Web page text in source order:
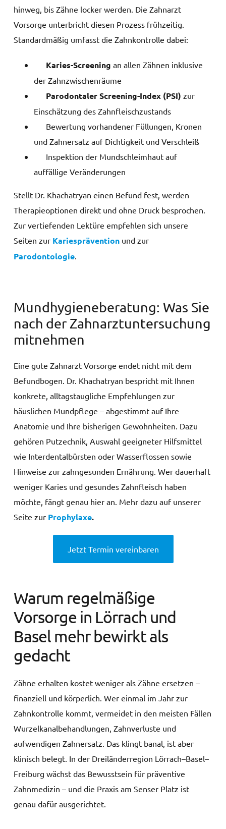
hinweg, bis Zähne locker werden. Die Zahnarzt
Vorsorge unterbricht diesen Prozess frühzeitig.
Standardmäßig umfasst die Zahnkontrolle dabei:
Karies-Screening an allen Zähnen inklusive
der Zahnzwischenräume
Parodontaler Screening-Index (PSI) zur
Einschätzung des Zahnfleischzustands
Bewertung vorhandener Füllungen, Kronen
und Zahnersatz auf Dichtigkeit und Verschleiß
Inspektion der Mundschleimhaut auf
auffällige Veränderungen
Stellt Dr. Khachatryan einen Befund fest, werden
Therapieoptionen direkt und ohne Druck besprochen.
Zur vertiefenden Lektüre empfehlen sich unsere
Seiten zur Kariespräv­entionund zur
Parodontologie.
Mundhygieneberatung: Was Sie
nach der Zahnarztuntersuchung
mitnehmen
Eine gute Zahnarzt Vorsorge endet nicht mit dem
Befundbogen. Dr. Khachatryan bespricht mit Ihnen
konkrete, alltagstaugliche Empfehlungen zur
häuslichen Mundpflege – abgestimmt auf Ihre
Anatomie und Ihre bisherigen Gewohnheiten. Dazu
gehören Putzechnik, Auswahl geeigneter Hilfsmittel
wie Interdentalbürsten oder Wasserflossen sowie
Hinweise zur zahngesunden Ernährung. Wer dauerhaft
weniger Karies und gesundes Zahnfleisch haben
möchte, fängt genau hier an. Mehr dazu auf unserer
Seite zur Prophylaxe.
Jetzt Termin vereinbaren
Warum regelmäßige
Vorsorge in Lörrach und
Basel mehr bewirkt als
gedacht
Zähne erhalten kostet weniger als Zähne ersetzen –
finanziell und körperlich. Wer einmal im Jahr zur
Zahnkontrolle kommt, vermeidet in den meisten Fällen
Wurzelkanalbehandlungen, Zahnverluste und
aufwendigen Zahnersatz. Das klingt banal, ist aber
klinisch belegt. In der Dreiländerregion Lörrach–Basel–
Freiburg wächst das Bewusstsein für präventive
Zahnmedizin – und die Praxis am Senser Platz ist
genau dafür ausgerichtet.